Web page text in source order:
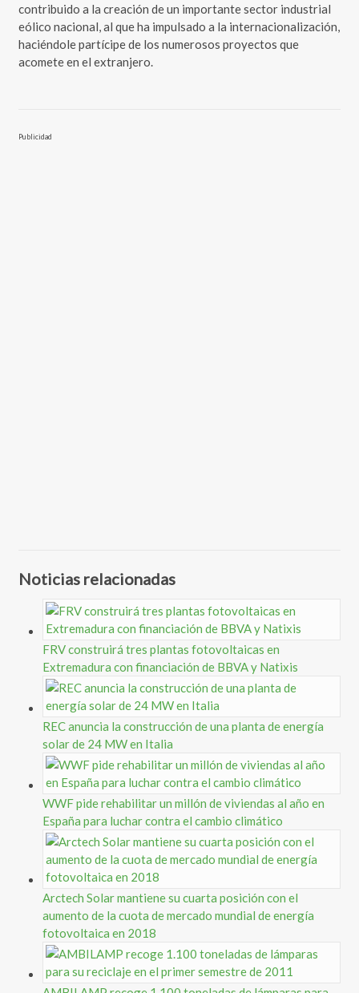
contribuido a la creación de un importante sector industrial
eólico nacional, al que ha impulsado a la internacionalización,
haciéndole partícipe de los numerosos proyectos que
acomete en el extranjero.
Publicidad
Noticias relacionadas
FRV construirá tres plantas fotovoltaicas en
Extremadura con financiación de BBVA y Natixis
REC anuncia la construcción de una planta de energía
solar de 24 MW en Italia
WWF pide rehabilitar un millón de viviendas al año en
España para luchar contra el cambio climático
Arctech Solar mantiene su cuarta posición con el
aumento de la cuota de mercado mundial de energía
fotovoltaica en 2018